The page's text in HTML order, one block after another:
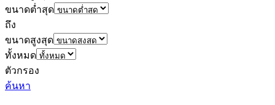
ขนาดต่ำสุด
ถึง
ขนาดสูงสุด
ทั้งหมด
ตัวกรอง
ค้นหา